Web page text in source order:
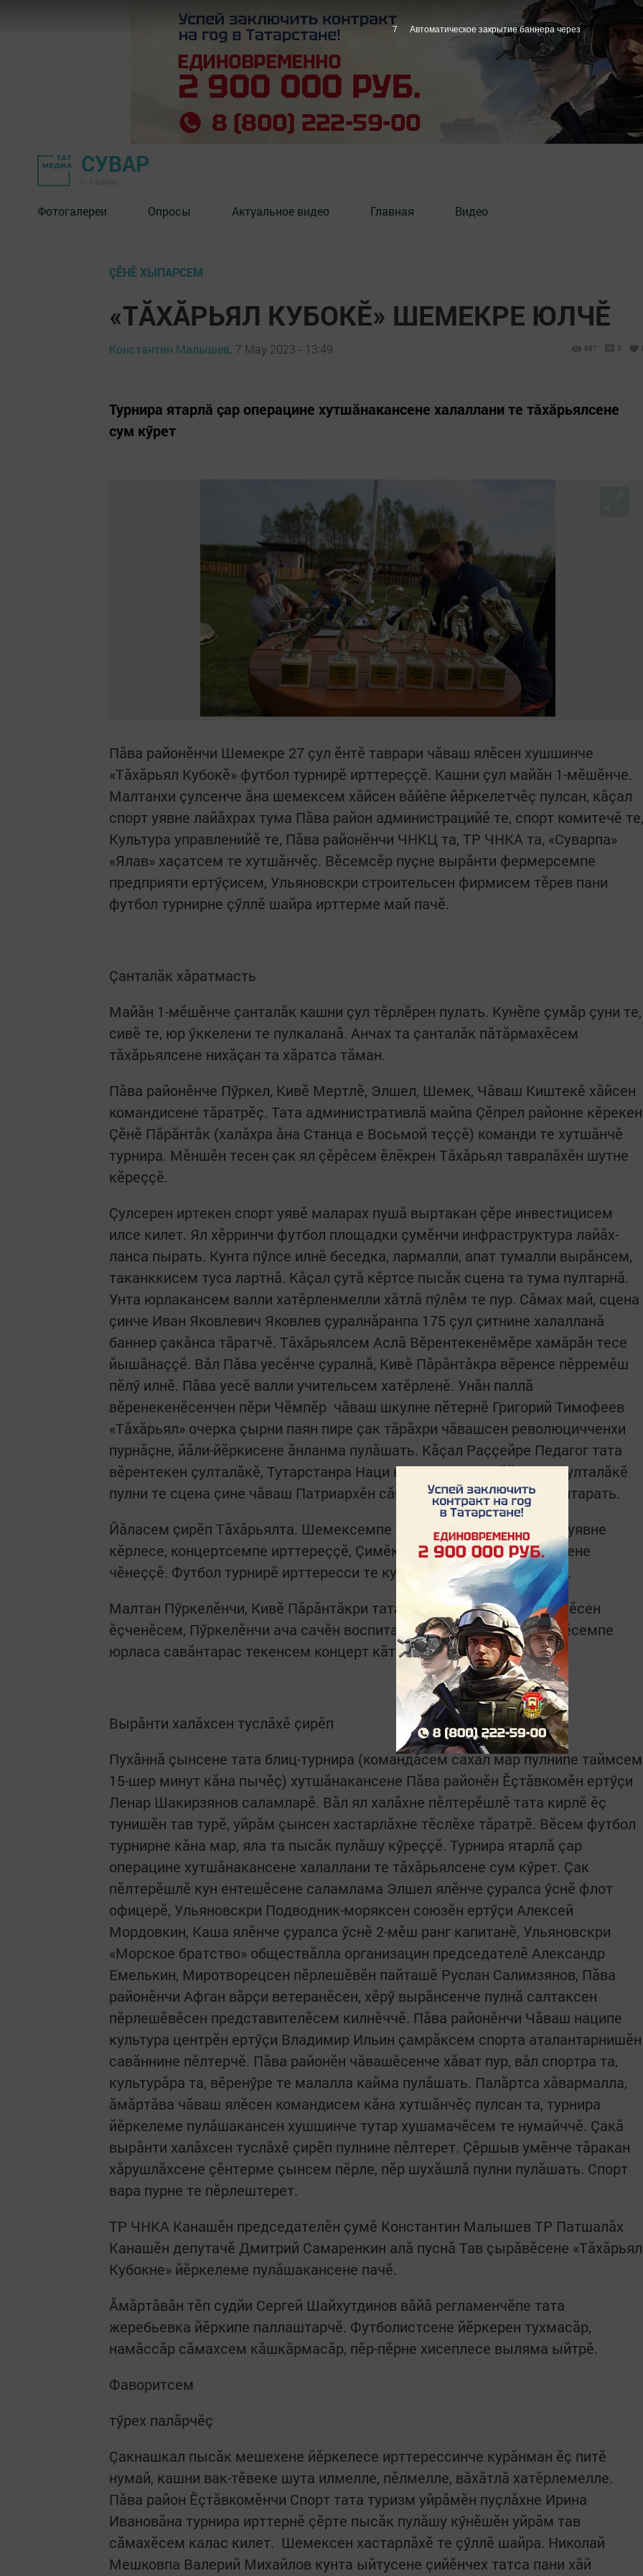
СУВАР
Фотогалереи Опросы Актуальное видео Главная Видео
ÇӖНӖ ХЫПАРСЕМ
«ТĂХĂРЬЯЛ КУБОКӖ» ШЕМЕКРЕ ЮЛЧӖ
Константин Малышев, 7 May 2023 - 13:49 887 0
Турнира ятарлă çар операцине хутшăнакансене халаллани те тăхăрьялсене
сум кӳрет
Пăва районӗнчи Шемекре 27 çул ӗнтӗ таврари чăваш ялӗсен хушшинче
«Тăхăрьял Кубокӗ» футбол турнирӗ ирттереççӗ. Кашни çул майăн 1-мӗшӗнче.
Малтанхи çулсенче ăна шемексем хăйсен вăйӗпе йӗркелетчӗç пулсан, кăçал
спорт уявне лайăхрах тума Пăва район администрацийӗ те, спорт комитечӗ те,
Культура управленийӗ те, Пăва районӗнчи ЧНКЦ та, ТР ЧНКА та, «Суварпа»
«Ялав» хаçатсем те хутшăнчӗç. Вӗсемсӗр пуçне вырăнти фермерсемпе
предприяти ертӳçисем, Ульяновскри строительсен фирмисем тӗрев пани
футбол турнирне çӳллӗ шайра ирттерме май пачӗ.
Çанталăк хăратмасть
Майăн 1-мӗшӗнче çанталăк кашни çул тӗрлӗрен пулать. Кунӗпе çумăр çуни те,
сивӗ те, юр ӳккелени те пулкаланă. Анчах та çанталăк пăтăрмахӗсем
тăхăрьялсене нихăçан та хăратса тăман.
Пăва районӗнче Пӳркел, Кивӗ Мертлӗ, Элшел, Шемек, Чăваш Киштекӗ хăйсен
командисене тăратрӗç. Тата административлă майпа Çӗпрел район­не кӗрекен
Çӗнӗ Пăрăнтăк (халăхра ăна Станца е Восьмой теççӗ) команди те хутшăнчӗ
турнира. Мӗншӗн тесен çак ял çӗрӗсем ӗлӗкрен Тăхăрьял тавралăхӗн шутне
кӗреççӗ.
Çулсерен иртекен спорт уявӗ маларах пушă выртакан çӗре инвестицисем
илсе килет. Ял хӗрринчи футбол площадки çумӗнчи инфраструктура лайăх­
ланса пырать. Кунта пӳлсе илнӗ беседка, лармалли, апат тумалли вырăнсем,
таканккисем туса лартнă. Кăçал çутă кӗртсе пысăк сцена та тума пултарнă.
Унта юрлакансем валли хатӗрленмелли хăтлă пӳлӗм те пур. Сăмах май, сцена
çинче Иван Яковлевич Яковлев çуралнăранпа 175 çул çитнине халалланă
баннер çакăнса тăратчӗ. Тăхăрь­ялсем Аслă Вӗрентекенӗмӗре хамăрăн тесе
йышăнаççӗ. Вăл Пăва уесӗнче çуралнă, Кивӗ Пăрăнтăкра вӗренсе пӗрремӗш
пӗлӳ илнӗ. Пăва уесӗ валли учительсем хатӗрленӗ. Унăн паллă
вӗренекенӗсенчен пӗри Чӗмпӗр чăваш шкулне пӗтернӗ Григорий Тимофеев
«Тăхăрьял» очерка çырни паян пире çак тăрăхри чăвашсен революцичченхи
пурнăçне, йăли-йӗркисене ăнланма пулăшать. Кăçал Раççейре Педагог тата
вӗрентекен çулталăкӗ, Тутарстанра Наци культурисемпе йăлисен çулталăкӗ
пулни те сцена çине чăваш Патриархӗн сăнне вырнаçтарнине ăнлантарать.
Йăласем çирӗп Тăхăрьялта. Шемексемпе пимӗрселсем Питравкка уявне
кӗрлесе, концертсемпе ирттереççӗ, Çимӗке те Шупашкар артисчӗсене
чӗнеççӗ. Футбол турнирӗ ирттересси те кунта йăлана кӗрсе пырать.
Малтан Пӳркелӗнчи, Кивӗ Пăрăнтăкри тата Шемекри Культура çурчӗсен
ӗçченӗсем, Пӳркелӗнчи ача сачӗн воспитанникӗсем, хăйсен кăмăлӗсемпе
юрласа савăнтарас текенсем концерт кăтартрӗç.
Вырăнти халăхсен туслăхӗ çирӗп
Пухăннă çынсене тата блиц-­турнира (командăсем са­хал мар пулнипе таймсем
15-шер минут кăна пычӗç) хут­шăнакансене Пăва районӗн Ӗçтăвкомӗн ертӳçи
Ленар Шакирзянов саламларӗ. Вăл ял халăхне пӗлтерӗшлӗ тата кирлӗ ӗç
тунишӗн тав турӗ, уйрăм çынсен хастарлăхне тӗслӗхе тăратрӗ. Вӗсем футбол
турнирне кăна мар, яла та пысăк пулăшу кӳреççӗ. Турнира ятарлă çар
операцине хутшăнакансене халаллани те тăхăрьялсене сум кӳрет. Çак
пӗлтерӗшлӗ кун ентешӗсене саламлама Элшел ялӗнче çуралса ӳснӗ флот
офицерӗ, Ульяновскри Подвод­ник-моряксен союзӗн ертӳçи Алексей
Мордовкин, Каша ялӗнче çуралса ӳснӗ 2-мӗш ранг капитанӗ, Ульяновскри
«Морское братство» общест­вăлла организацин председателӗ Александр
Емелькин, Миротворецсен пӗрлешӗвӗн пайташӗ Руслан Салимзянов, Пăва
районӗнчи Афган вăрçи ветеранӗсен, хӗрӳ вырăнсенче пулнă салтаксен
пӗрлешӗвӗсен представителӗсем килнӗччӗ. Пăва районӗнчи Чăваш наципе
культура цент­рӗн ертӳçи Владимир Ильин çамрăксем спорта аталантарнишӗн
савăннине пӗлтерчӗ. Пăва районӗн чăвашӗсенче хăват пур, вăл спортра та,
культурăра та, вӗренӳре те малалла кайма пулăшать. Палăрт­са хăвармалла,
ăмăртăва чăваш ялӗсен командисем кăна хутшăнчӗç пулсан та, турнира
йӗркелеме пулăшакансен хушшинче тутар хушамачӗсем те нумайччӗ. Çакă
вырăнти халăхсен туслăхӗ çирӗп пулнине пӗлтерет. Çӗршыв умӗнче тăракан
хăрушлăхсене çӗнтерме çынсем пӗрле, пӗр шухăшлă пулни пулăшать. Спорт
вара пурне те пӗрлештерет.
ТР ЧНКА Канашӗн председателӗн çумӗ Константин Малышев ТР Патшалăх
Канашӗн депутачӗ Дмитрий Самаренкин алă пуснă Тав çырăвӗсене «Тăхăрьял
Кубокне» йӗркелеме пулăшакансене пачӗ.
Ăмăртăвăн тӗп судйи Сергей Шайхутдинов вăйă рег­ламенчӗпе тата
жеребьевка йӗркипе паллаштарчӗ. Футболистсене йӗркерен тухмасăр,
намăссăр сăмахсем кăшкăрмасăр, пӗр-пӗрне хисеплесе выляма ыйтрӗ.
Фаворитсем
тӳрех палăрчӗç
Çакнашкал пысăк мешехене йӗркелесе ирттерессинче курăнман ӗç питӗ
нумай, кашни вак-тӗвеке шута илмелле, пӗлмелле, вăхăтлă хатӗрлемелле.
Пăва район Ӗçтăвкомӗнчи Спорт тата туризм уйрăмӗн пуçлăхне Ирина
Ивановăна турнира ирттернӗ çӗрте пысăк пулăшу кӳнӗшӗн уйрăм тав
сăмахӗсем калас килет. Шемексен хастарлăхӗ те çӳллӗ шайра. Николай
Мешковпа Валерий Михайлов кунта ыйтусене çийӗнчех татса пани хăй
6 Автоматическое закрытие баннера через